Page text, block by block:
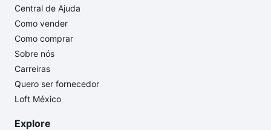
Central de Ajuda
Como vender
Como comprar
Sobre nós
Carreiras
Quero ser fornecedor
Loft México
Explore